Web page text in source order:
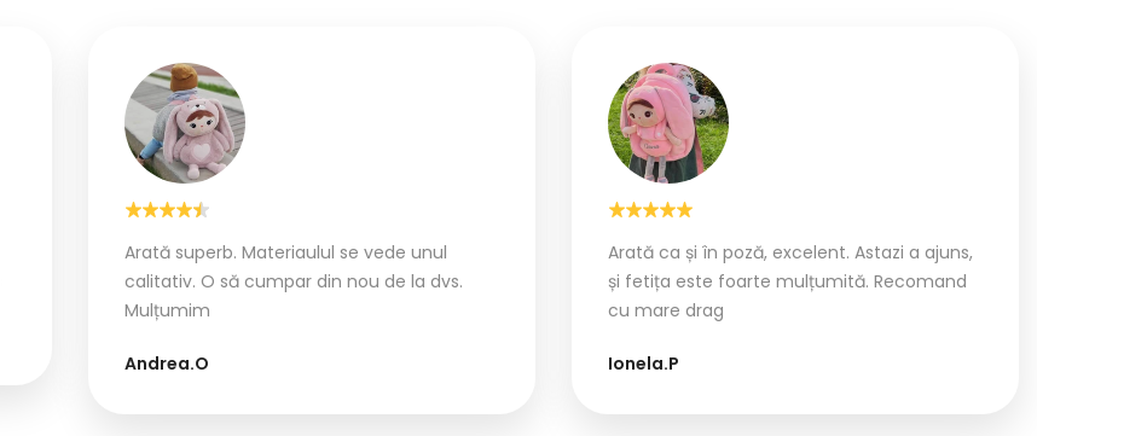
Arată superb. Materiaulul se vede unul
calitativ. O să cumpar din nou de la dvs.
Mulțumim
Andrea.O
Arată ca și în poză, excelent. Astazi a ajuns,
și fetița este foarte mulțumită. Recomand
cu mare drag
Ionela.P